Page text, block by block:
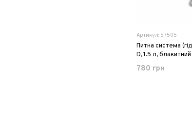
Артикул: 57505
Питна система
D, 1.5 л, блакитний
780 грн